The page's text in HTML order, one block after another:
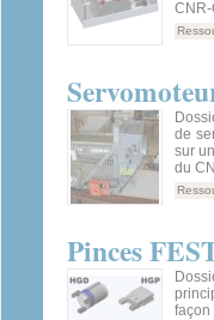
de
sur
du
Pinces
façon